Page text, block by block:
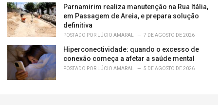
Parnamirim realiza manutenção na Rua Itália,
em Passagem de Areia, e prepara solução
definitiva
POSTADO POR LÚCIO AMARAL 7 DE AGOSTO DE 2026
Hiperconectividade: quando o excesso de
conexão começa a afetar a saúde mental
POSTADO POR LÚCIO AMARAL 5 DE AGOSTO DE 2026